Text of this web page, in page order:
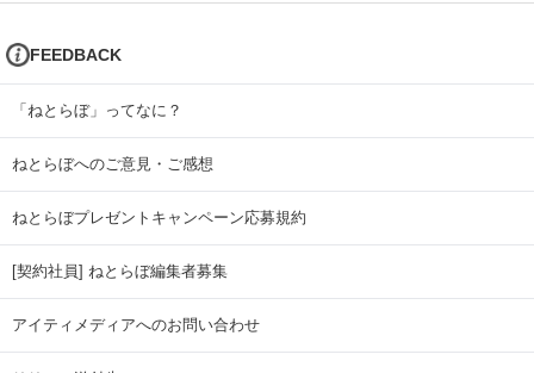
FEEDBACK
「ねとらぼ」ってなに？
ねとらぼへのご意見・ご感想
ねとらぼプレゼントキャンペーン応募規約
[契約社員] ねとらぼ編集者募集
アイティメディアへのお問い合わせ